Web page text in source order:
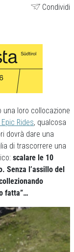
Condividi
una loro collocazione
Rides, qualcosa
dovrà dare una
di trascorrere una
scalare le 10
Senza l’assillo del
fatta”…